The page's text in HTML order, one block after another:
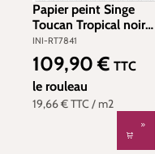
Papier peint Singe
Toucan Tropical noir
et blanc - Toiles de
York (Initiales) | Réf.
INI-RT7841
INI-RT7841
19,66 €TTC / m2
Prix régulier :
109,90 € TTC
le rouleau